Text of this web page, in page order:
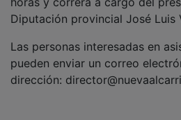
Diputación provincial José Luis
pueden enviar un correo
dirección: